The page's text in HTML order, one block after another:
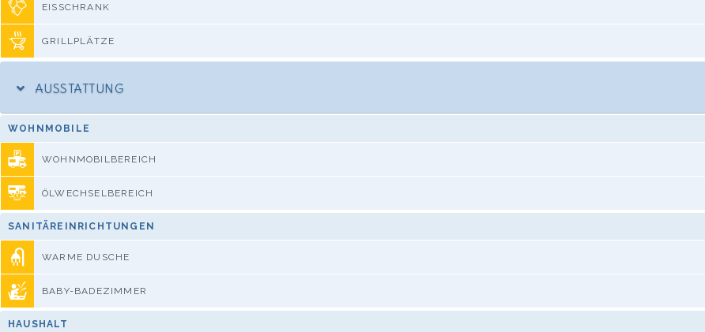
EISSCHRANK
GRILLPLÄTZE
AUSSTATTUNG
WOHNMOBILE
WOHNMOBILBEREICH
ÖLWECHSELBEREICH
SANITÄREINRICHTUNGEN
WARME DUSCHE
BABY-BADEZIMMER
HAUSHALT